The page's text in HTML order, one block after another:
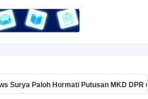
Hormati Putusan MKD DPR untuk